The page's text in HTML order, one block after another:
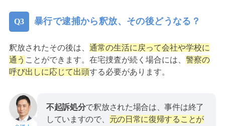
暴行で逮捕から釈放、その後どうなる？
釈放されたその後は、 通常の生活に戻って会社や学校に
通う ことができます。在宅捜査が続く場合には、 警察の
呼び出しに応じて出頭する必要があります。
不起訴処分で釈放された場合は、事件は終了
していますので、 元の日常に復帰することが